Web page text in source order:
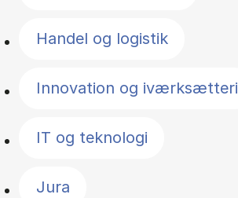
Handel og logistik
Innovation og iværksætteri
IT og teknologi
Jura